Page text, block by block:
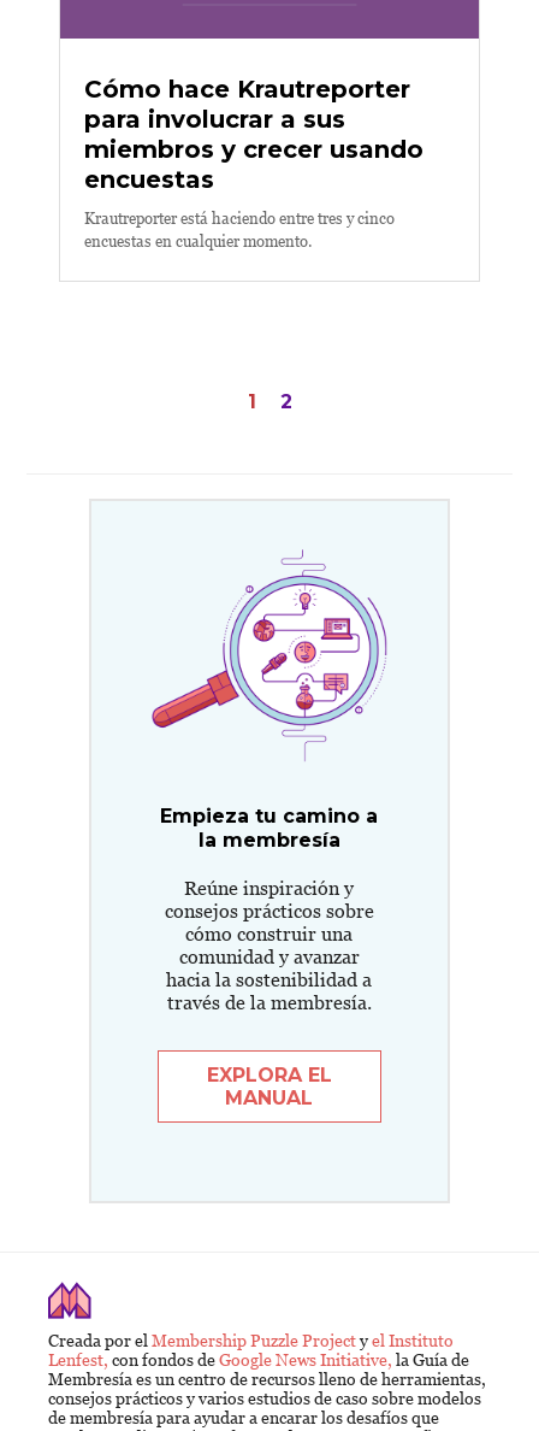
Cómo hace Krautreporter
para involucrar a sus
miembros y crecer usando
encuestas
Krautreporter está haciendo entre tres y cinco
encuestas en cualquier momento.
1 2
Empieza tu camino a
la membresía
Reúne inspiración y
consejos prácticos sobre
cómo construir una
comunidad y avanzar
hacia la sostenibilidad a
través de la membresía.
EXPLORA EL
MANUAL
Creada por el Membership Puzzle Projectyel Instituto
Lenfest, con fondos deGoogle News Initiative, la Guía de
Membresía es un centro de recursos lleno de herramientas,
consejos prácticos y varios estudios de caso sobre modelos
de membresía para ayudar a encarar los desafíos que